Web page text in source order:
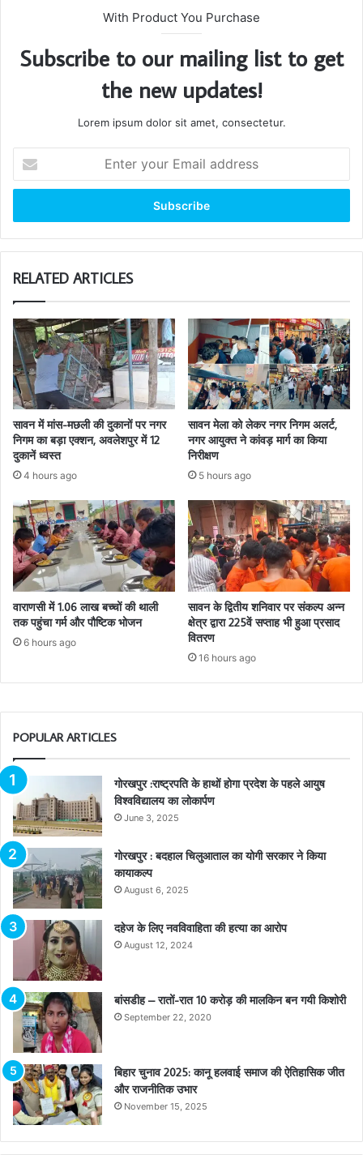
With Product You Purchase
Subscribe to our mailing list to get
the new updates!
Lorem ipsum dolor sit amet, consectetur.
your
Email
RELATED ARTICLES
सावन में मांस-मछली की दुकानों पर नगर
निगम का बड़ा एक्शन, अवलेशपुर में 12
दुकानें ध्वस्त
4 hours ago
सावन मेला को लेकर नगर निगम अलर्ट,
नगर आयुक्त ने कांवड़ मार्ग का किया
निरीक्षण
5 hours ago
वाराणसी में 1.06 लाख बच्चों की थाली
तक पहुंचा गर्म और पौष्टिक भोजन
6 hours ago
सावन के द्वितीय शनिवार पर संकल्प अन्न
क्षेत्र द्वारा 225वें सप्ताह भी हुआ प्रसाद
वितरण
16 hours ago
POPULAR ARTICLES
गोरखपुर :राष्ट्रपति के हाथों होगा प्रदेश के पहले आयुष
विश्वविद्यालय का लोकार्पण
June 3, 2025
गोरखपुर : बदहाल चिलुआताल का योगी सरकार ने किया
कायाकल्प
August 6, 2025
दहेज के लिए नवविवाहिता की हत्या का आरोप
August 12, 2024
बांसडीह – रातों-रात 10 करोड़ की मालकिन बन गयी किशोरी
September 22, 2020
बिहार चुनाव 2025: कानू हलवाई समाज की ऐतिहासिक जीत
और राजनीतिक उभार
November 15, 2025